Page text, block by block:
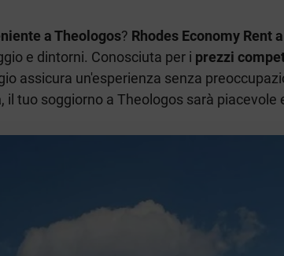
a Theologos? Rhodes Economy Rent
e dintorni. Conosciuta per i prezzi
assicura un'esperienza senza
, il tuo soggiorno a Theologos sarà piacevole